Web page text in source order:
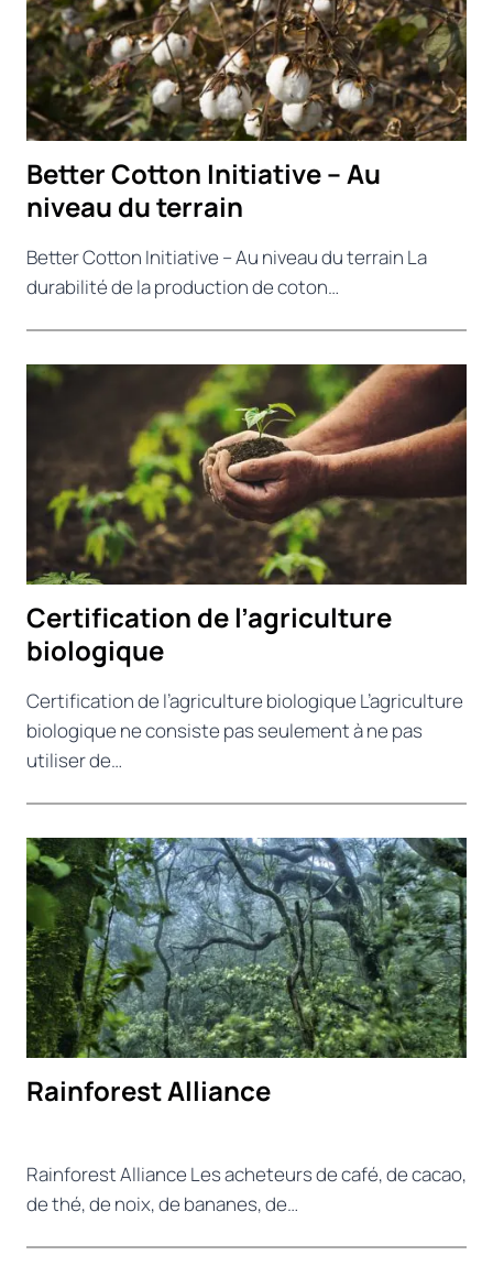
Better Cotton Initiative – Au
niveau du terrain
Better Cotton Initiative – Au niveau du terrain La
durabilité de la production de coton…
Certification de l’agriculture
biologique
Certification de l’agriculture biologique L’agriculture
biologique ne consiste pas seulement à ne pas
utiliser de…
Rainforest Alliance
Rainforest Alliance Les acheteurs de café, de cacao,
de thé, de noix, de bananes, de…